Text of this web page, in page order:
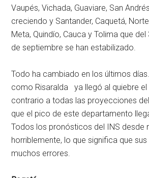
Vaupés, Vichada, Guaviare, San
creciendo y Santander, Caquetá,
Meta, Quindío, Cauca y Tolima que
de septiembre se han estabilizado.
Todo ha cambiado en los últimos
como Risaralda ya llegó al quiebre el
contrario a todas las proyecciones
que el pico de este departamento
Todos los pronósticos del INS desde
horriblemente, lo que significa que
muchos errores.